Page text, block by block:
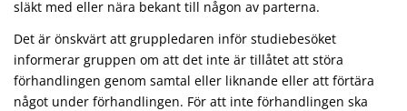
släkt med eller nära bekant till någon av parterna.
Det är önskvärt att gruppledaren inför studiebesöket
informerar gruppen om att det inte är tillåtet att störa
förhandlingen genom samtal eller liknande eller att förtära
något under förhandlingen. För att inte förhandlingen ska